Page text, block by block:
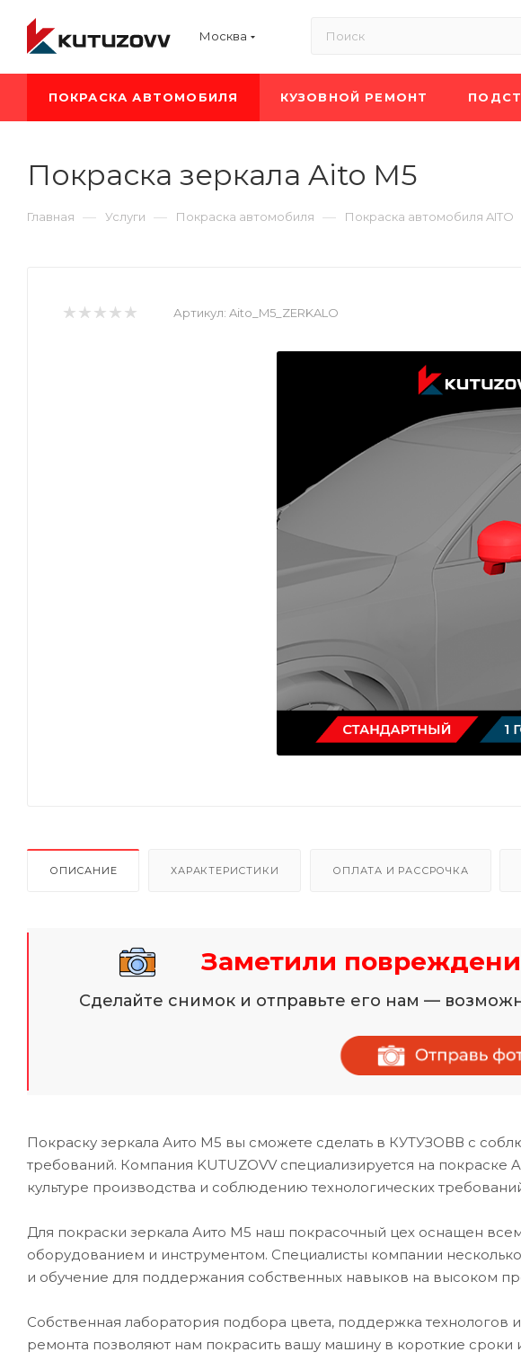
Москва
ПОКРАСКА АВТОМОБИЛЯ КУЗОВНОЙ РЕМОНТ
Покраска зеркала Aito M5
Главная — Услуги — Покраска автомобиля — Покраска автомобиля AITO
Артикул: Aito_M5_ZERKALO
ОПИСАНИЕ ХАРАКТЕРИСТИКИ ОПЛАТА И РАССРОЧКА
Заметили
Сделайте снимок и отправьте его нам —
Покраску зеркала Аито М5 вы сможете сделать в КУТУЗОВВ с
требований. Компания KUTUZOVV специализируется на покраске
культуре производства и соблюдению технологических
Для покраски зеркала Аито М5 наш покрасочный цех оснащен
оборудованием и инструментом. Специалисты компании
и обучение для поддержания собственных навыков на высоком
Собственная лаборатория подбора цвета, поддержка технологов
ремонта позволяют нам покрасить вашу машину в короткие сроки